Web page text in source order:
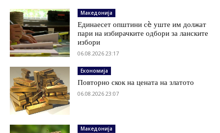
Македонија
Единаесет општини сè уште им должат
пари на избирачките одбори за ланските
избори
06.08.2026 23:17
Економија
Повторно скок на цената на златото
06.08.2026 23:07
Македонија